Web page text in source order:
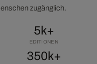
zugänglich.
5k+
EDITIONEN
350k+